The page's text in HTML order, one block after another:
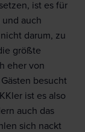
ist es für
und auch
darum, zu
größte
eher von
besucht
ist es also
auch das
sich nackt